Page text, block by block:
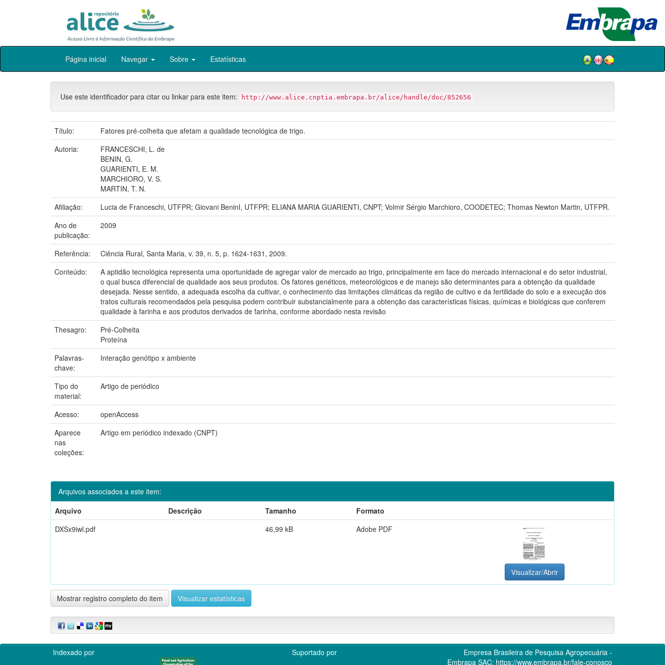
Skip
Página inicial Navegar Sobre Estatísticas
Use este identificador para citar ou linkar para este item: http://www.alice.cnptia.embrapa.br/alice/handle/doc/852656
Título:
Fatores pré-colheita que afetam a qualidade tecnológica de trigo.
Autoria:
FRANCESCHI, L. de
BENIN, G.
GUARIENTI, E. M.
MARCHIORO, V. S.
MARTIN, T. N.
Afiliação:
Lucia de Franceschi, UTFPR; Giovani BeninI, UTFPR; ELIANA MARIA GUARIENTI, CNPT; Volmir Sérgio Marchioro, COODETEC; Thomas Newton Martin, UTFPR.
Ano de
publicação:
2009
Referência:
Ciência Rural, Santa Maria, v. 39, n. 5, p. 1624-1631, 2009.
Conteúdo:
A aptidão tecnológica representa uma oportunidade de agregar valor de mercado ao trigo, principalmente em face do mercado internacional e do setor industrial,
o qual busca diferencial de qualidade aos seus produtos. Os fatores genéticos, meteorológicos e de manejo são determinantes para a obtenção da qualidade
desejada. Nesse sentido, a adequada escolha da cultivar, o conhecimento das limitações climáticas da região de cultivo e da fertilidade do solo e a execução dos
tratos culturais recomendados pela pesquisa podem contribuir substancialmente para a obtenção das características físicas, químicas e biológicas que conferem
qualidade à farinha e aos produtos derivados de farinha, conforme abordado nesta revisão
Thesagro:
Pré-Colheita
Proteína
Palavras-
chave:
Interação genótipo x ambiente
Tipo do
material:
Artigo de periódico
Acesso:
openAccess
Aparece
nas
coleções:
Artigo em periódico indexado (CNPT)
Arquivos associados a este item:
Arquivo
Descrição Tamanho
Formato
DXSx9iwl.pdf
46,99 kB Adobe PDF
Visualizar/Abrir
Mostrar registro completo do item Visualizar estatísticas
Indexado por Suportado por
Empresa Brasileira de Pesquisa Agropecuária -
Embrapa SAC: https://www.embrapa.br/fale-conosco